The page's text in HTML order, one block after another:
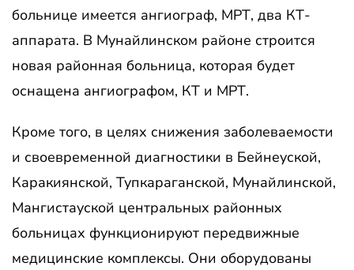
больнице имеется ангиограф, МРТ, два КТ-
аппарата. В Мунайлинском районе строится
новая районная больница, которая будет
оснащена ангиографом, КТ и МРТ.
Кроме того, в целях снижения заболеваемости
и своевременной диагностики в Бейнеуской,
Каракиянской, Тупкараганской, Мунайлинской,
Мангистауской центральных районных
больницах функционируют передвижные
медицинские комплексы. Они оборудованы